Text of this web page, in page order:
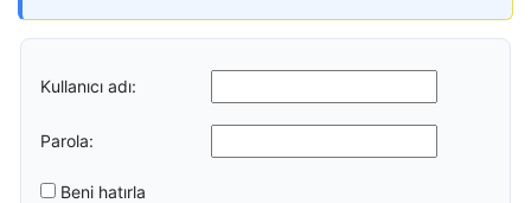
Kullanıcı adı:
Parola:
Beni hatırla